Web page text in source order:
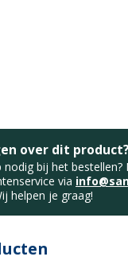
over dit product?
nodig bij het
via
helpen je graag!